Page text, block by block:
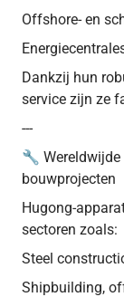
Offshore- en
Dankzij hun
service zijn ze
---
🔧
bouwprojecten
Hugong-
sectoren zoals:
Steel
Shipbuilding,